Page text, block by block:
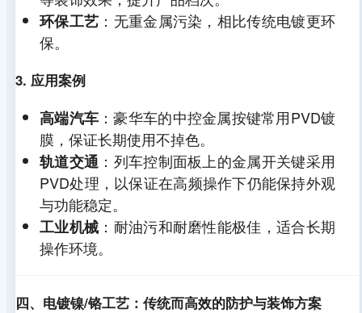
环保工艺 ：无重金属污染，相比传统电镀更环
保。
3. 应用案例
高端汽车 ：豪华车的中控金属按键常用PVD镀
膜，保证长期使用不掉色。
轨道交通 ：列车控制面板上的金属开关键采用
PVD处理，以保证在高频操作下仍能保持外观
与功能稳定。
工业机械 ：耐油污和耐磨性能极佳，适合长期
操作环境。
四、电镀镍/铬工艺：传统而高效的防护与装饰方案